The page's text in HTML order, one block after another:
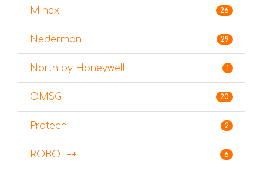
Minex 26
Nederman 29
North by Honeywell 1
OMSG 20
Protech 2
ROBOT++ 6